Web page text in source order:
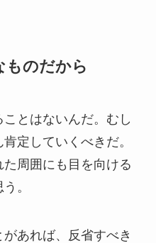
ものだから
とはないんだ。むし
定していくべきだ。
周囲にも目を向ける
。
あれば、反省すべき